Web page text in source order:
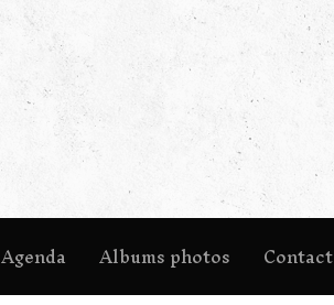
Agenda Albums photos Contact